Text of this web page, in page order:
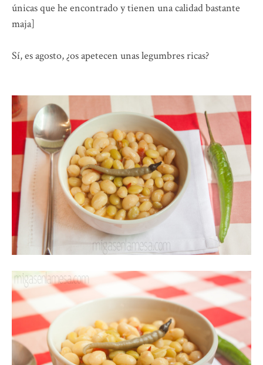
únicas que he encontrado y tienen una calidad bastante
maja]
Sí, es agosto, ¿os apetecen unas legumbres ricas?